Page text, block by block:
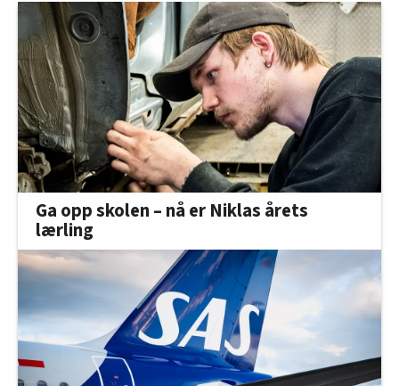
Ga opp skolen – nå er Niklas årets
lærling